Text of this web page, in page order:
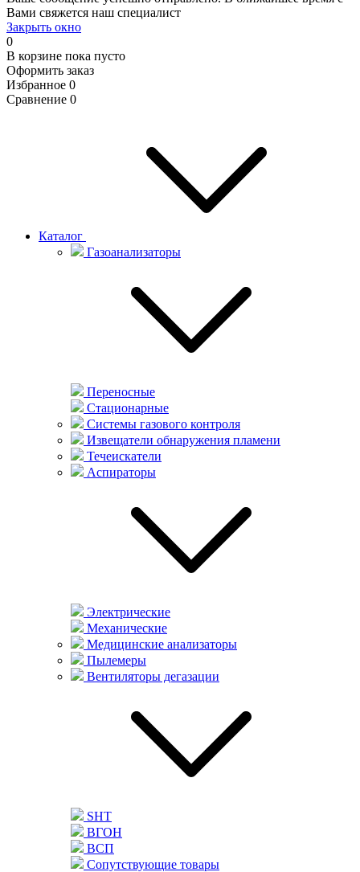
Вами свяжется наш специалист
Закрыть окно
0
В корзине пока пусто
Оформить заказ
Избранное 0
Сравнение 0
Каталог
Газоанализаторы
Переносные
Стационарные
Системы газового контроля
Извещатели обнаружения пламени
Течеискатели
Аспираторы
Электрические
Механические
Медицинские анализаторы
Пылемеры
Вентиляторы дегазации
SHT
ВГОН
ВСП
Сопутствующие товары